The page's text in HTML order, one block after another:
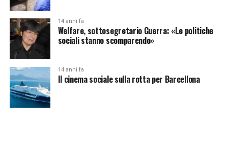
14 anni fa
Welfare, sottosegretario Guerra: «Le politiche
sociali stanno scomparendo»
14 anni fa
Il cinema sociale sulla rotta per Barcellona